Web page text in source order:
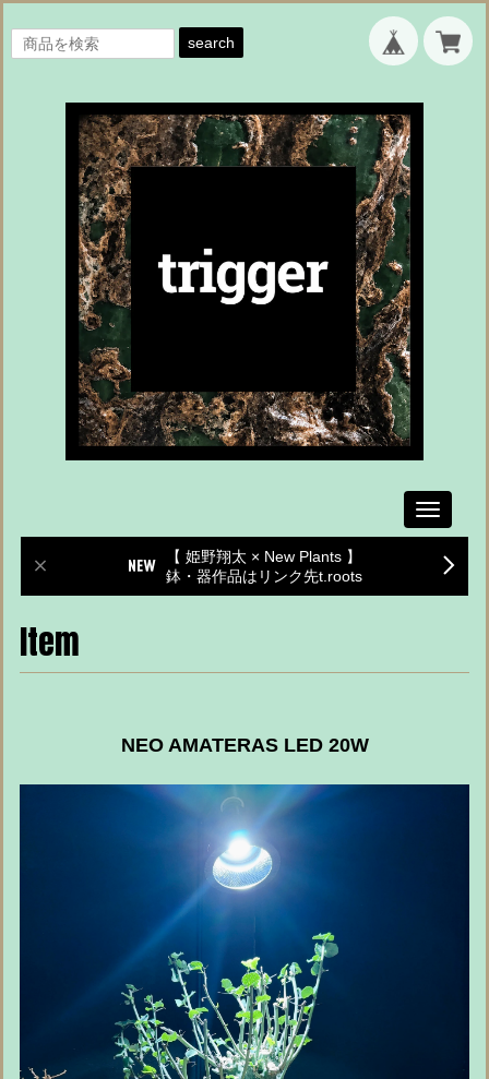
search
Toggle
【 姫野翔太 × New Plants 】
鉢・器作品はリンク先t.roots
Item
NEO AMATERAS LED 20W